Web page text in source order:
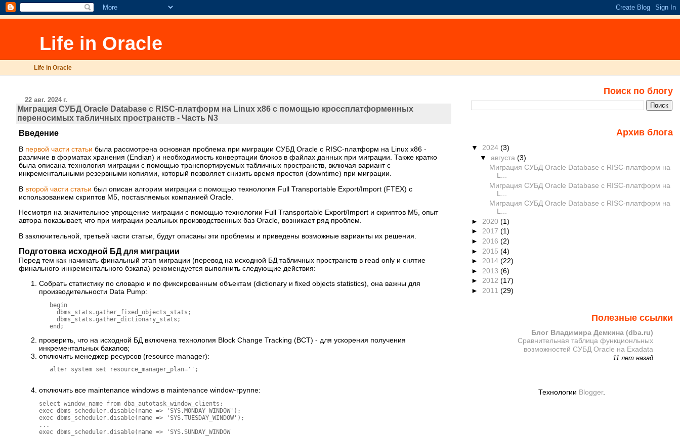
Life in Oracle
Life in Oracle
22 авг. 2024 г.
Миграция СУБД Oracle Database с RISC-платформ на Linux x86 с помощью кроссплатформенных
переносимых табличных пространств - Часть N3
Введение
В первой части статьи была рассмотрена основная проблема при миграции СУБД Oracle с RISC-платформ на Linux x86 -
различие в форматах хранения (Endian) и необходимость конвертации блоков в файлах данных при миграции. Также кратко
была описана технология миграции с помощью транспортируемых табличных пространств, включая вариант с
инкрементальными резервными копиями, который позволяет снизить время простоя (downtime) при миграции.
В второй части статьи был описан алгорим миграции с помощью технология Full Transportable Export/Import (FTEX) с
использованием скриптов M5, поставляемых компанией Oracle.
Несмотря на значительное упрощение миграции с помощью технологии Full Transportable Export/Import и скриптов M5, опыт
автора показывает, что при миграции реальных производственных баз Oracle, возникает ряд проблем.
В заключительной, третьей части статьи, будут описаны эти проблемы и приведены возможные варианты их решения.
Подготовка исходной БД для миграции
Перед тем как начинать финальный этап миграции (перевод на исходной БД табличных пространств в read only и снятие
финального инкрементального бэкапа) рекомендуется выполнить следующие действия:
Собрать статистику по словарю и по фиксированным объектам (dictionary и fixed objects statistics), она важны для
производительности Data Pump:
   begin
     dbms_stats.gather_fixed_objects_stats;
     dbms_stats.gather_dictionary_stats;
проверить, что на исходной БД включена технология Block Change Tracking (BCT) - для ускорения получения
инкрементальных бакапов;
отключить менеджер ресурсов (resource manager):
   alter system set resource_manager_plan='';
отключить все maintenance windows в maintenance window-группе:
select window_name from dba_autotask_window_clients;
exec dbms_scheduler.disable(name => 'SYS.MONDAY_WINDOW');
exec dbms_scheduler.disable(name => 'SYS.TUESDAY_WINDOW');
...
exec dbms_scheduler.disable(name => 'SYS.SUNDAY_WINDOW
Поиск по блогу
Архив блога
▼ 2024 (3)
▼ августа (3)
Миграция СУБД Oracle Database с RISC-платформ на
L...
Миграция СУБД Oracle Database с RISC-платформ на
L...
Миграция СУБД Oracle Database с RISC-платформ на
L...
► 2020 (1)
► 2017 (1)
► 2016 (2)
► 2015 (4)
► 2014 (22)
► 2013 (6)
► 2012 (17)
► 2011 (29)
Полезные ссылки
Блог Владимира Демкина (dba.ru)
Сравнительная таблица функционльных
возможностей СУБД Oracle на Exadata
11 лет назад
Технологии Blogger.